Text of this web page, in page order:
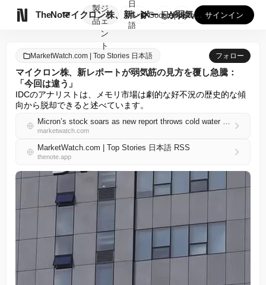
TheNote
製
品
ジ
ェ
ン
ト
マイクロン株、新レポートが弱気筋の見方を覆し急騰：「今回は違...
日
本
語
GooglePlay
AppStore サインイン
MarketWatch.com | Top Stories 日本語 フォロー
マイクロン株、新レポートが弱気筋の見方を覆し急騰：
「今回は違う」
IDCのアナリストは、メモリ市場は劇的な好不況の歴史的な傾
向から脱却できると述べています。
Micron’s stock soars as new report throws cold water on the bear case: ‘This time is different.’
marketwatch.com
MarketWatch.com | Top Stories 日本語 RSS
thenote.app